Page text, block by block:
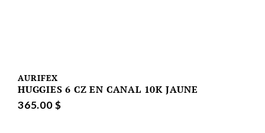
AURIFEX
HUGGIES 6 CZ EN CANAL 10K JAUNE
365.00 $